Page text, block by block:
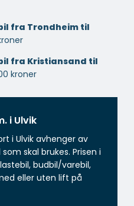
fra Trondheim til
fra Kristiansand til
kroner
i Ulvik
i Ulvik avhenger av
skal brukes. Prisen i
budbil/varebil,
eller uten lift på